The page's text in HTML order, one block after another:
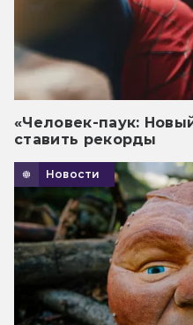
«Человек-паук:
ставить рекорды
Новости